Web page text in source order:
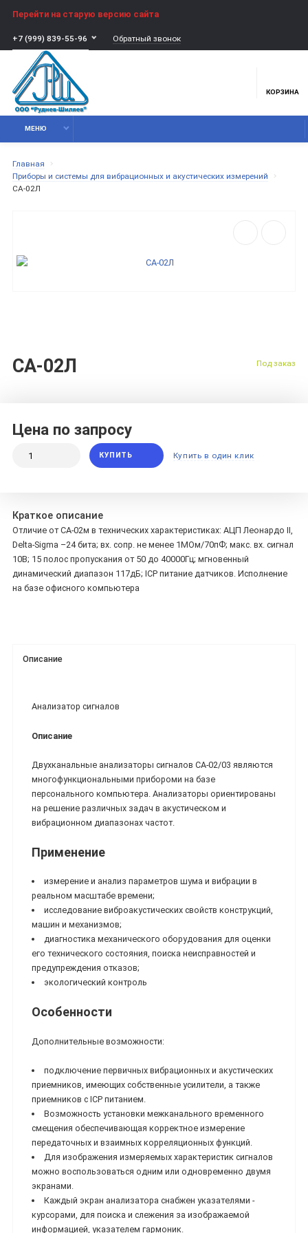
Перейти на старую версию сайта
+7 (999) 839-55-96 Обратный звонок
КОРЗИНА
МЕНЮ
Главная
Приборы и системы для вибрационных и акустических измерений
СА-02Л
СА-02Л Под заказ
Цена по запросу
КУПИТЬ Купить в один клик
Краткое описание
Отличие от СА-02м в технических характеристиках: АЦП Леонардо II,
Delta-Sigma –24 бита; вх. сопр. не менее 1МОм/70пФ; макс. вх. сигнал
10В; 15 полос пропускания от 50 до 40000Гц; мгновенный
динамический диапазон 117дБ; ICP питание датчиков. Исполнение
на базе офисного компьютера
Описание
Анализатор сигналов
Описание
Двухканальные анализаторы сигналов СА-02/03 являются
многофункциональными прибороми на базе
персонального компьютера. Анализаторы ориентированы
на решение различных задач в акустическом и
вибрационном диапазонах частот.
Применение
измерение и анализ параметров шума и вибрации в
реальном масштабе времени;
исследование виброакустических свойств конструкций,
машин и механизмов;
диагностика механического оборудования для оценки
его технического состояния, поиска неисправностей и
предупреждения отказов;
экологический контроль
Особенности
Дополнительные возможности:
подключение первичных вибрационных и акустических
приемников, имеющих собственные усилители, а также
приемников с ICP питанием.
Возможность установки межканального временного
смещения обеспечивающая корректное измерение
передаточных и взаимных корреляционных функций.
Для изображения измеряемых характеристик сигналов
можно воспользоваться одним или одновременно двумя
экранами.
Каждый экран анализатора снабжен указателями -
курсорами, для поиска и слежения за изображаемой
информацией, указателем гармоник.